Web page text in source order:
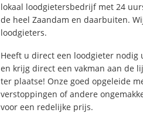
lokaal loodgietersbedrijf met 24
de heel Zaandam en daarbuiten.
loodgieters.
Heeft u direct een loodgieter nodig
en krijg direct een vakman aan de
ter plaatse! Onze goed opgeleide
verstoppingen of andere
voor een redelijke prijs.